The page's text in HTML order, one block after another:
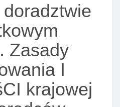
Zasady
I
krajowej
odpowiedzialnośCI
uzupełniającego
obowiązku
przepisów